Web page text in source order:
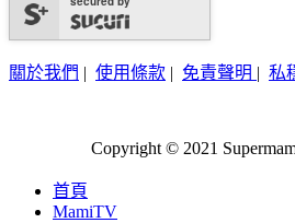
關於我們 | 使用條款 | 免責聲明 | 私
Copyright © 2021
首頁
MamiTV